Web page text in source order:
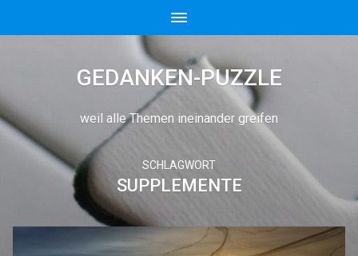
GEDANKEN-PUZZLE
weil alle Themen ineinander greifen
SCHLAGWORT
SUPPLEMENTE